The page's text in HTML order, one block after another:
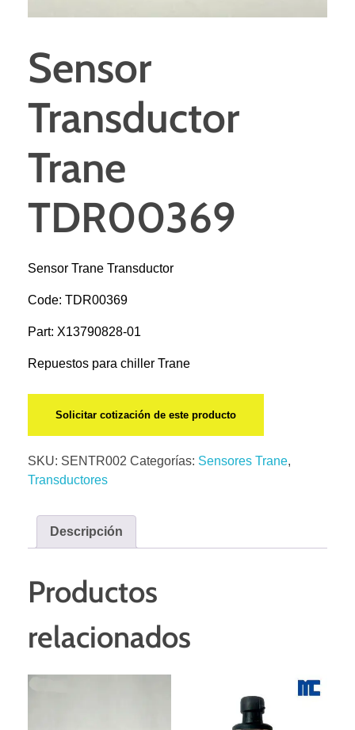
Sensor
Transductor
Trane
TDR00369
Sensor Trane Transductor
Code: TDR00369
Part: X13790828-01
Repuestos para chiller Trane
Solicitar cotización de este producto
SKU: SENTR002 Categorías: Sensores Trane,
Transductores
Descripción
Productos
relacionados